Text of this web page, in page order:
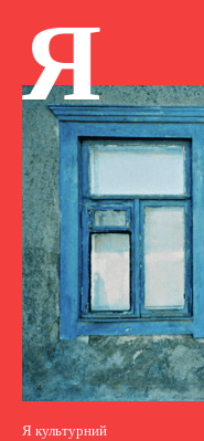
Я
Я культурний